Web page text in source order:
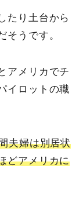
たり土台から
そうです。
アメリカでチ
イロットの職
夫婦は別居状
どアメリカに